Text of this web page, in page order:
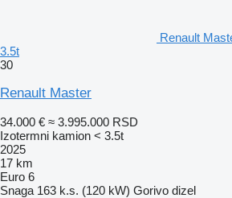
Renault
3.5t
30
Renault Master
34.000 € ≈ 3.995.000 RSD
Izotermni kamion < 3.5t
2025
17 km
Euro 6
Snaga 163 k.s. (120 kW) Gorivo dizel